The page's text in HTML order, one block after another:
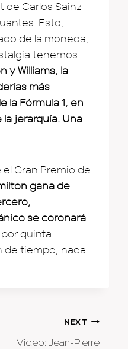
de Carlos Sainz
Esto,
de la moneda,
tenemos
y Williams, la
más
la Fórmula 1, en
jerarquía. Una
Gran Premio de
gana de
se coronará
por quinta
de tiempo, nada
NEXT
Video: Jean-Pierre